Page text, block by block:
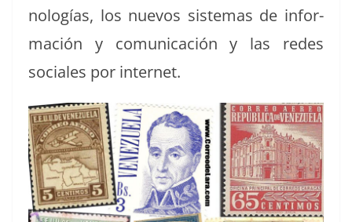
nologías, los nuevos sis­temas de infor­
ma­ción y comu­ni­cación y las redes
sociales por internet.